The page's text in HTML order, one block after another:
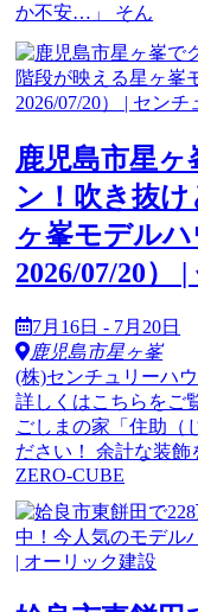
か不安…」 そん
鹿児島市星
ン！吹き抜
ヶ峯モデルハ
2026/07/20）
7月16日 - 7月20日
鹿児島市星ヶ峯
(株)センチュリーハ
詳しくはこちらをご
ごしまの家「住助（
ださい！ 余計な装
ZERO-CUBE